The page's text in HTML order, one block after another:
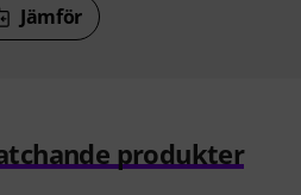
Jämför
produkter